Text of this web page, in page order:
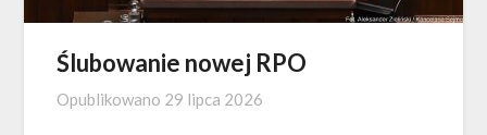
Ślubowanie nowej RPO
Opublikowano 29 lipca 2026